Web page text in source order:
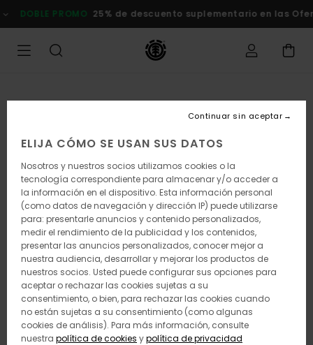
a
la
PROMO 25% de descuento suplementario en las Ofertas
ELIJA CÓMO SE USAN SUS DATOS
Nosotros y nuestros socios utilizamos cookies o la
tecnología correspondiente para almacenar y/o acceder a
la información en el dispositivo. Esta información personal
(como datos de navegación y dirección IP) puede utilizarse
para: presentarle anuncios y contenido personalizados,
medir el rendimiento de la publicidad y los contenidos,
presentar las anuncios personalizados, conocer mejor a
nuestra audiencia, desarrollar y mejorar los productos de
nuestros socios. Usted puede configurar sus opciones para
aceptar o rechazar las cookies sujetas a su
consentimiento, o bien, para rechazar las cookies cuando
no están sujetas a su consentimiento (como algunas
cookies de análisis). Para más información, consulte
nuestra política de cookies ypolítica de privacidad
Continuar sin aceptar